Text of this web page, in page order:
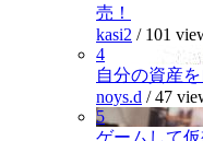
売！
kasi2 / 101
4
自分の資産
noys.d /47
5
ゲームして